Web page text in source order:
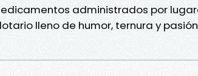
administrados por
lleno de humor, ternura y